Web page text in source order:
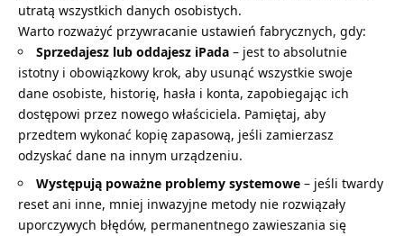
utratą wszystkich danych osobistych.
Warto rozważyć przywracanie ustawień fabrycznych, gdy:
Sprzedajesz lub oddajesz iPada – jest to absolutnie
istotny i obowiązkowy krok, aby usunąć wszystkie swoje
dane osobiste, historię, hasła i konta, zapobiegając ich
dostępowi przez nowego właściciela. Pamiętaj, aby
przedtem wykonać kopię zapasową, jeśli zamierzasz
odzyskać dane na innym urządzeniu.
Występują poważne problemy systemowe – jeśli twardy
reset ani inne, mniej inwazyjne metody nie rozwiązały
uporczywych błędów, permanentnego zawieszania się